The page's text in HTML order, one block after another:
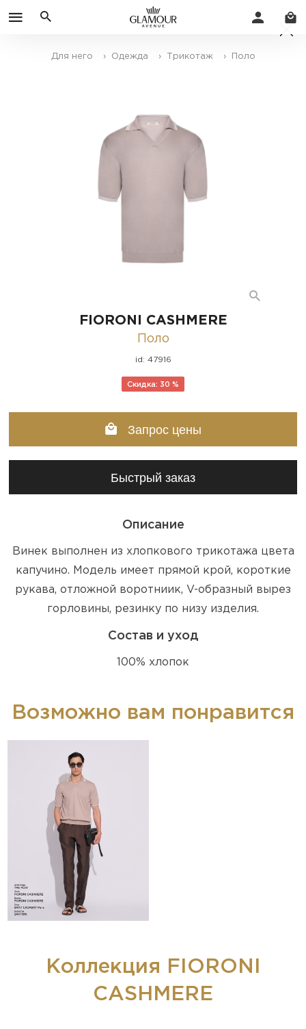
Для него › Одежда › Трикотаж › Поло
FIORONI CASHMERE
Поло
id: 47916
Скидка: 30 %
Запрос цены
Быстрый заказ
Описание
Винек выполнен из хлопкового трикотажа цвета
капучино. Модель имеет прямой крой, короткие
рукава, отложной воротниик, V-образный вырез
горловины, резинку по низу изделия.
Состав и уход
100% хлопок
Возможно вам понравится
Коллекция FIORONI
CASHMERE